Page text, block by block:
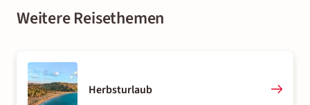
Weitere Reisethemen
Herbsturlaub